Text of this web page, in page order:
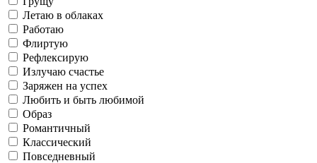
Летаю в облаках
Работаю
Флиртую
Рефлексирую
Излучаю счастье
Заряжен на успех
Любить и быть любимой
Образ
Романтичный
Классический
Повседневный